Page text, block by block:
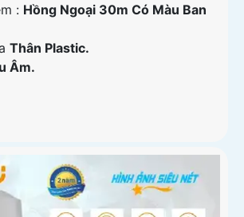
: Hồng Ngoại 30m Có Màu Ban
Thân Plastic.
Âm.